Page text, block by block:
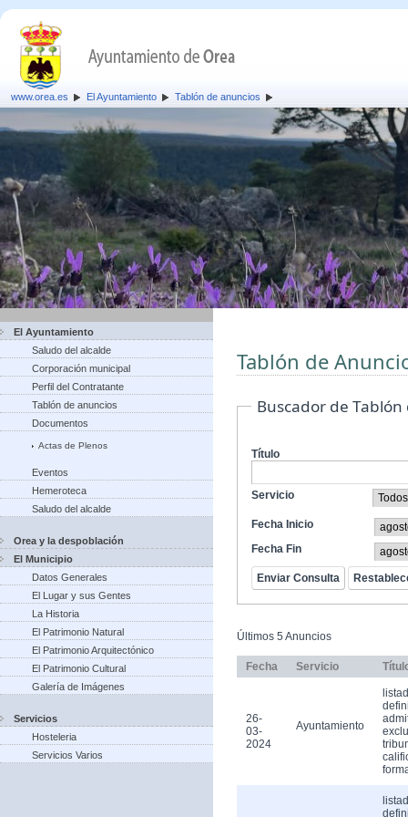
www.orea.es El Ayuntamiento Tablón de anuncios
El Ayuntamiento
Saludo del alcalde
Corporación municipal
Perfil del Contratante
Tablón de anuncios
Documentos
Actas de Plenos
Eventos
Hemeroteca
Saludo del alcalde
Orea y la despoblación
El Municipio
Datos Generales
El Lugar y sus Gentes
La Historia
El Patrimonio Natural
El Patrimonio Arquitectónico
El Patrimonio Cultural
Galería de Imágenes
Servicios
Hosteleria
Servicios Varios
Tablón de
Buscador de
Título
Servicio
Fecha Inicio
Fecha Fin
Últimos 5 Anuncios
Fecha Servicio
26-
03-
2024
Ayuntamiento